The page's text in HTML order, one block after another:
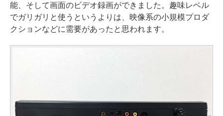
能、そして画面のビデオ録画ができました。趣味レベル
でガリガリと使うというよりは、映像系の小規模プロダ
クションなどに需要があったと思われます。